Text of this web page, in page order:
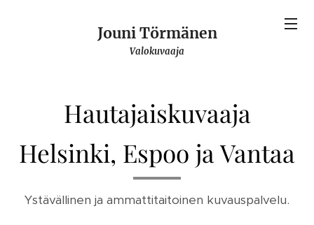
Jouni Törmänen
Valokuvaaja
Hautajaiskuvaaja
Helsinki, Espoo ja Vantaa
Ystävällinen ja ammattitaitoinen kuvauspalvelu.